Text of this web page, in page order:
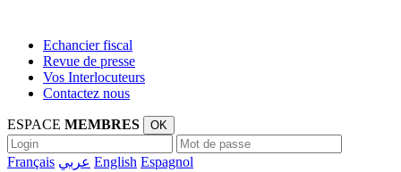
Echancier fiscal
Revue de presse
Vos Interlocuteurs
Contactez nous
ESPACE MEMBRES OK
Français عربي English Espagnol